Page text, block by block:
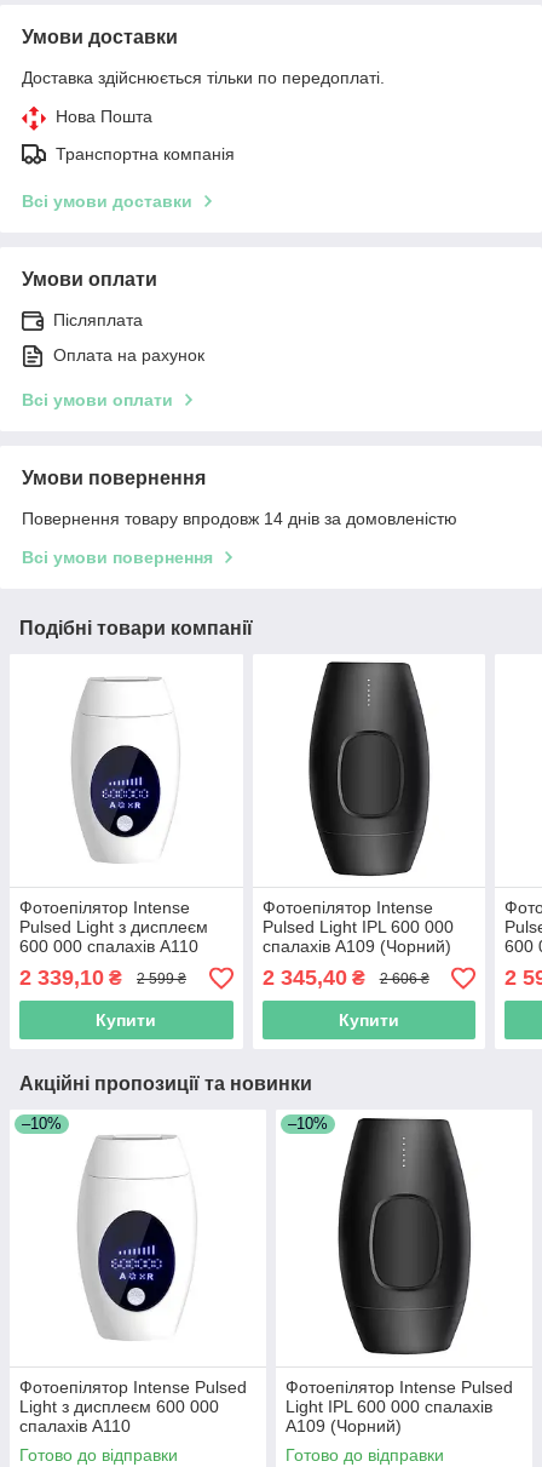
Умови доставки
Доставка здійснюється тільки по передоплаті.
Нова Пошта
Транспортна компанія
Всі умови доставки
Умови оплати
Післяплата
Оплата на рахунок
Всі умови оплати
Умови повернення
Повернення товару впродовж 14 днів за домовленістю
Всі умови повернення
Подібні товари компанії
Фотоепілятор Intense
Pulsed Light з дисплеєм
600 000 спалахів A110
2 339,10 ₴ 2 599 ₴
Купити
Фотоепілятор Intense
Pulsed Light IPL 600 000
спалахів A109 (Чорний)
2 345,40₴ 2 606 ₴
Купити
600
Pink
2
Акційні пропозиції та новинки
–10%
Фотоепілятор Intense Pulsed
Light з дисплеєм 600 000
спалахів A110
Готово до відправки
–10%
Фотоепілятор Intense Pulsed
Light IPL 600 000 спалахів
A109 (Чорний)
Готово до відправки